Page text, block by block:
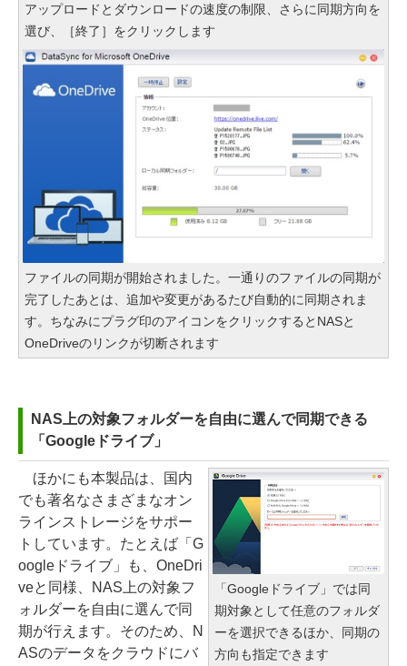
アップロードとダウンロードの速度の制限、さらに同期方向を
選び、［終了］をクリックします
ファイルの同期が開始されました。一通りのファイルの同期が
完了したあとは、追加や変更があるたび自動的に同期されま
す。ちなみにプラグ印のアイコンをクリックするとNASと
OneDriveのリンクが切断されます
NAS上の対象フォルダーを自由に選んで同期できる
「Googleドライブ」
「Googleドライブ」では同
期対象として任意のフォルダ
ーを選択できるほか、同期の
方向も指定できます
ほかにも本製品は、国内
でも著名なさまざまなオン
ラインストレージをサポー
トしています。たとえば「G
oogleドライブ」も、OneDri
veと同様、NAS上の対象フ
ォルダーを自由に選んで同
期が行えます。そのため、N
ASのデータをクラウドにバ